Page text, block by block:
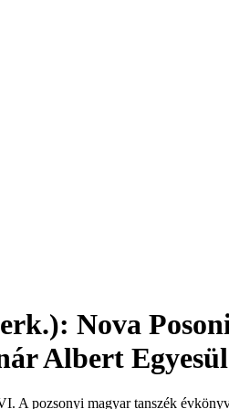
Nova
Albert
A pozsonyi magyar tanszék